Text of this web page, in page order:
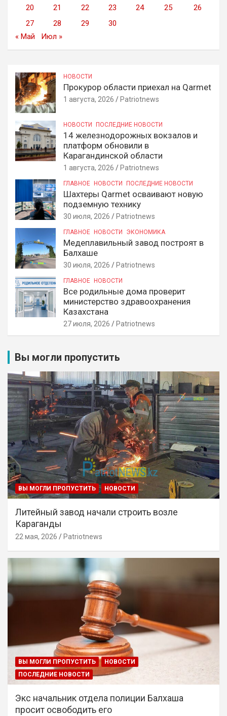
20
21 22 23 24 25
26
27
28 29
30
« Май
Июл »
НОВОСТИ
Прокурор области приехал на Qarmet
1 августа, 2026 Patriotnews
НОВОСТИ ПОСЛЕДНИЕ НОВОСТИ
14 железнодорожных вокзалов и
платформ обновили в
Карагандинской области
1 августа, 2026 Patriotnews
ГЛАВНОЕ НОВОСТИ ПОСЛЕДНИЕ НОВОСТИ
Шахтеры Qarmet осваивают новую
подземную технику
30 июля, 2026 Patriotnews
ГЛАВНОЕ НОВОСТИ ЭКОНОМИКА
Медеплавильный завод построят в
Балхаше
30 июля, 2026 Patriotnews
ГЛАВНОЕ НОВОСТИ
Все родильные дома проверит
министерство здравоохранения
Казахстана
27 июля, 2026 Patriotnews
Вы могли пропустить
ВЫ МОГЛИ ПРОПУСТИТЬ НОВОСТИ
Литейный завод начали строить возле
Караганды
22 мая, 2026 Patriotnews
ВЫ МОГЛИ ПРОПУСТИТЬ
НОВОСТИ
ПОСЛЕДНИЕ НОВОСТИ
Экс начальник отдела полиции Балхаша
просит освободить его